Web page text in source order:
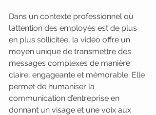
Dans un contexte professionnel où
l’attention des employés est de plus
en plus sollicitée, la vidéo offre un
moyen unique de transmettre des
messages complexes de manière
claire, engageante et mémorable. Elle
permet de humaniser la
communication d’entreprise en
donnant un visage et une voix aux